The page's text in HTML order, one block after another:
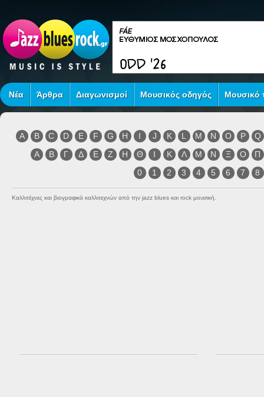
Νέα Άρθρα Διαγωνισμοί Μουσικός οδηγός Μουσικό
A B C D E F G H I J K L M N O P
Q
Α
Β Γ Δ Ε Ζ Η Θ Ι Κ Λ Μ Ν Ξ Ο
Π
0
1 2 3 4 5 6 7 8
Καλλιτέχνες και βιογραφικά καλλιτεχνών από την jazz blues και rock μουσική.